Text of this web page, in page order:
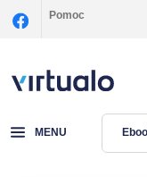
Pomoc
MENU